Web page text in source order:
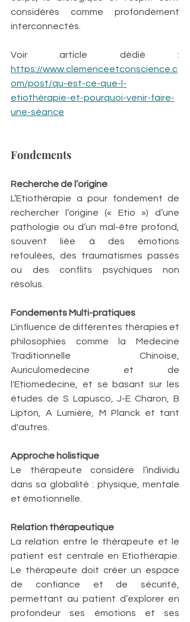
considérés comme profondément
interconnectés.
https://www.clemenceetconscience.c
om/post/qu-est-ce-que-l-
etiothérapie-et-pourquoi-venir-faire-
une-séance
Fondements
Recherche de l’origine
L’Etiothérapie a pour fondement de
rechercher l’origine (« Etio ») d’une
pathologie ou d’un mal-être profond,
souvent liée à des émotions
refoulées, des traumatismes passés
ou des conflits psychiques non
résolus.
Fondements Multi-pratiques
L'influence de différentes thérapies et
philosophies comme la Medecine
Traditionnelle Chinoise,
Auriculomedecine et de
l'Etiomedecine, et se basant sur les
études de S Lapusco, J-E Charon, B
Lipton, A Lumière, M Planck et tant
d'autres.
Approche holistique
Le thérapeute considère l’individu
dans sa globalité : physique, mentale
et émotionnelle.
Relation thérapeutique
La relation entre le thérapeute et le
patient est centrale en Etiothérapie.
Le thérapeute doit créer un espace
de confiance et de sécurité,
permettant au patient d’explorer en
profondeur ses émotions et ses